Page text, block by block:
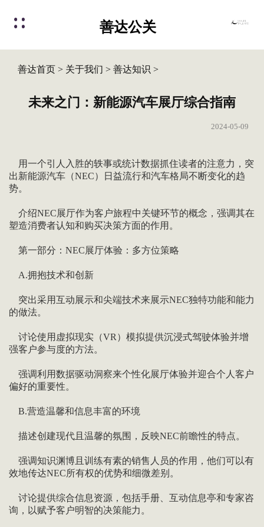
善达公关
善达首页> 关于我们 > 善达知识 >
未来之门：新能源汽车展厅综合指南
2024-05-09
用一个引人入胜的轶事或统计数据抓住读者的注意力，突
出新能源汽车（NEC）日益流行和汽车格局不断变化的趋
势。
介绍NEC展厅作为客户旅程中关键环节的概念，强调其在
塑造消费者认知和购买决策方面的作用。
第一部分：NEC展厅体验：多方位策略
A.拥抱技术和创新
突出采用互动展示和尖端技术来展示NEC独特功能和能力
的做法。
讨论使用虚拟现实（VR）模拟提供沉浸式驾驶体验并增
强客户参与度的方法。
强调利用数据驱动洞察来个性化展厅体验并迎合个人客户
偏好的重要性。
B.营造温馨和信息丰富的环境
描述创建现代且温馨的氛围，反映NEC前瞻性的特点。
强调知识渊博且训练有素的销售人员的作用，他们可以有
效地传达NEC所有权的优势和细微差别。
讨论提供综合信息资源，包括手册、互动信息亭和专家咨
询，以赋予客户明智的决策能力。